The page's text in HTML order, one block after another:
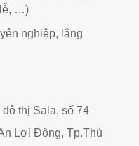
lễ, …)
nghiệp, lắng
thị Sala, số 74
Lợi Đông, Tp.Thủ